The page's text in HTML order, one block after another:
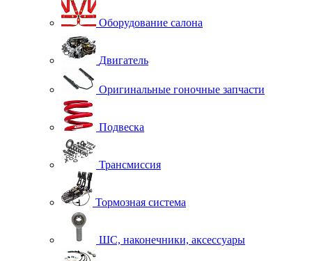
Оборудование салона
Двигатель
Оригинальные гоночные запчасти
Подвеска
Трансмиссия
Тормозная система
ШС, наконечники, аксессуары